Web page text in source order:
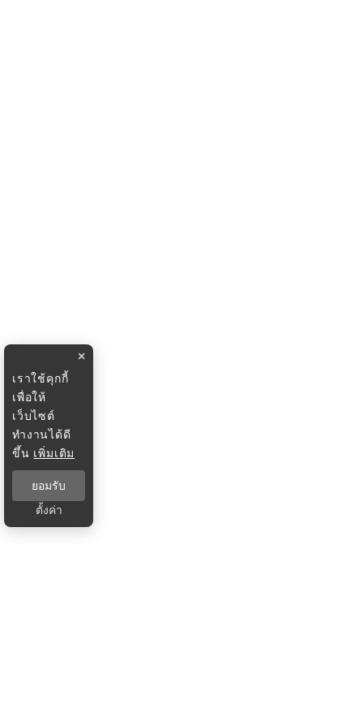
×
เราใช้คุกกี้
เพื่อให้
เว็บไซต์
ทำงานได้ดี
ขึ้น เพิ่มเติม
ยอมรับ
ตั้งค่า